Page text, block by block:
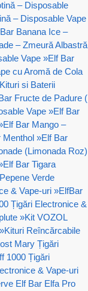
– Disposable
– Disposable Vape
Banana Ice –
– Zmeură Albastră
Vape »Elf Bar
cu Aromă de Cola
si Baterii
Fructe de Padure (
Vape »Elf Bar
Elf Bar Mango –
Menthol »Elf Bar
(Limonada Roz)
Elf Bar Tigara
Verde
& Vape-uri »ElfBar
Țigări Electronice &
»Kit VOZOL
»Kituri Reîncărcabile
Mary Țigări
1000 Țigări
& Vape-uri
Elf Bar Elfa Pro